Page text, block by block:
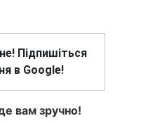
Підпишіться
в Google!
вам зручно!